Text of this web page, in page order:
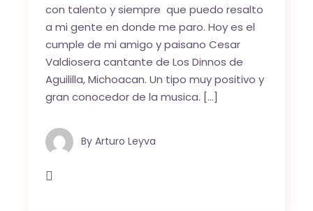
con talento y siempre que puedo resalto
a mi gente en donde me paro. Hoy es el
cumple de mi amigo y paisano Cesar
Valdiosera cantante de Los Dinnos de
Aguililla, Michoacan. Un tipo muy positivo y
gran conocedor de la musica. […]
By Arturo Leyva